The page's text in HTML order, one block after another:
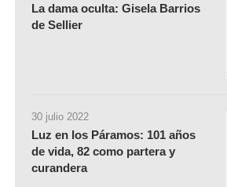
La dama oculta: Gisela Barrios
de Sellier
30 julio 2022
Luz en los Páramos: 101 años
de vida, 82 como partera y
curandera